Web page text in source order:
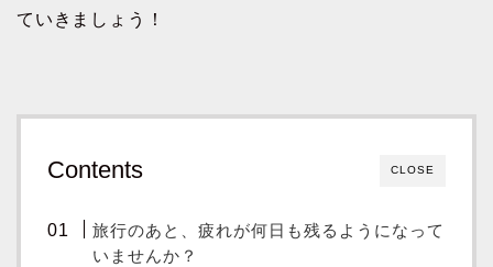
ていきましょう！
CLOSE
Contents
旅行のあと、疲れが何日も残るようになって
いませんか？